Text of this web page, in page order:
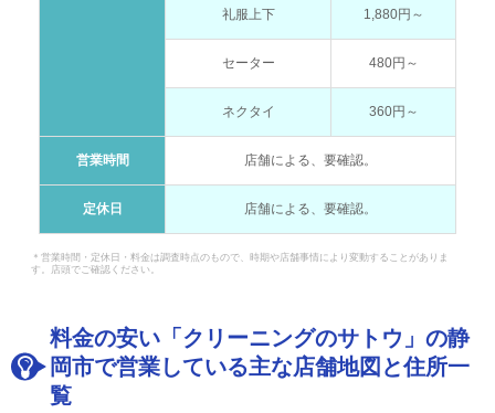
礼服上下 1,880円～
セーター 480円～
ネクタイ 360円～
営業時間 店舗による、要確認。
定休日 店舗による、要確認。
＊営業時間・定休日・料金は調査時点のもので、時期や店舗事情により変動することがありま
す。店頭でご確認ください。
料金の安い「クリーニングのサトウ」の静
岡市で営業している主な店舗地図と住所一
覧